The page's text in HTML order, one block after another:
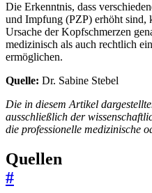
Die Erkenntnis, dass
und Impfung (PZP) erhöht sind,
Ursache der Kopfschmerzen
medizinisch als auch rechtlich
ermöglichen.
Quelle: Dr. Sabine Stebel
Die in diesem Artikel
ausschließlich der
die professionelle medizinische
Quellen
#